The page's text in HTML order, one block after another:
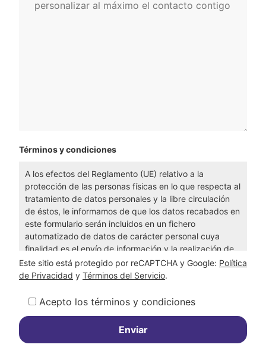
Términos y condiciones
A los efectos del Reglamento (UE) relativo a la
protección de las personas físicas en lo que respecta al
tratamiento de datos personales y la libre circulación
de éstos, le informamos de que los datos recabados en
este formulario serán incluidos en un fichero
automatizado de datos de carácter personal cuya
finalidad es el envío de información y la realización de
acciones comerciales y de marketing en relación con
los servicios que presta ECOFOREST.
domiciliada en c/Puerto Rico 14 - 36204 Vigo (SPAIN)
donde vd. podrá acceder, rectificar, cancelar u oponer
Este sitio está protegido por reCAPTCHA y Google: Política
de Privacidad y Términos del Servicio.
Acepto los términos y condiciones